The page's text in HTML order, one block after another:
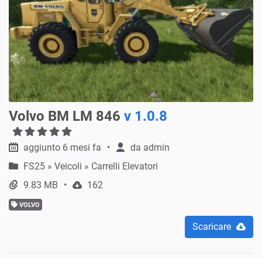
Volvo BM LM 846 v 1.0.8
aggiunto 6 mesi fa da admin
FS25 » Veicoli » Carrelli Elevatori
9.83 MB
162
VOLVO
Scaricare